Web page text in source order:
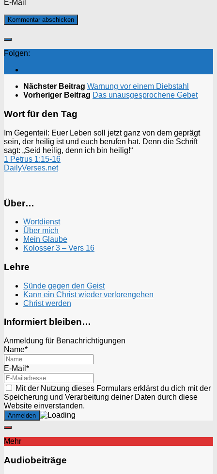
E-Mail
Folgen:
Nächster Beitrag Warnung vor einem Diebstahl
Vorheriger Beitrag Das unausgesprochene Gebet
Wort für den Tag
Im Gegenteil: Euer Leben soll jetzt ganz von dem geprägt
sein, der heilig ist und euch berufen hat. Denn die Schrift
sagt: „Seid heilig, denn ich bin heilig!“
1 Petrus 1:15-16
DailyVerses.net
Über…
Wortdienst
Über mich
Mein Glaube
Kolosser 3 – Vers 16
Lehre
Sünde gegen den Geist
Kann ein Christ wieder verlorengehen
Christ werden
Informiert bleiben…
Anmeldung für Benachrichtigungen
Name*
E-Mail*
Mit der Nutzung dieses Formulars erklärst du dich mit der
Speicherung und Verarbeitung deiner Daten durch diese
Website einverstanden.
Mehr
Audiobeiträge